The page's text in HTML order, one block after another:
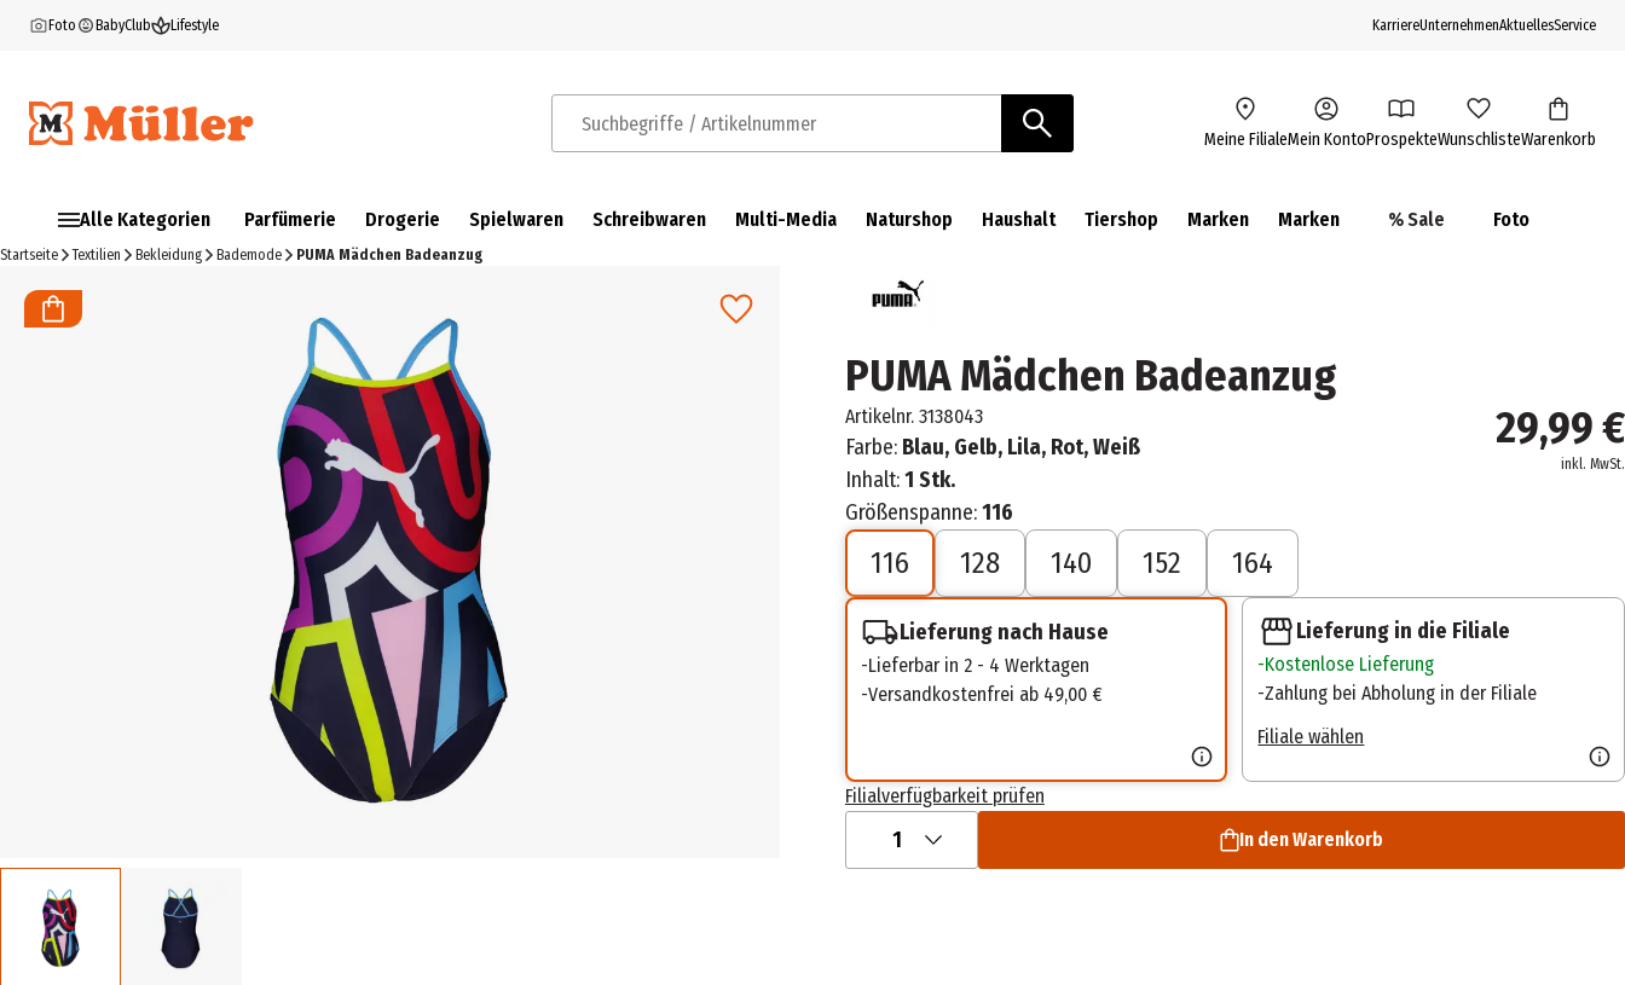
Foto BabyClub Lifestyle KarriereUnternehmenAktuellesService
Suchbegriffe / Artikelnummer Meine FilialeMein KontoProspekteWunschlisteWarenkorb
Alle Kategorien Parfümerie Drogerie Spielwaren Schreibwaren Multi-Media Naturshop Haushalt Tiershop Marken Marken % Sale Foto
Startseite Textilien Bekleidung Bademode PUMA Mädchen Badeanzug
PUMA Mädchen Badeanzug
Artikelnr. 3138043
Farbe: Blau, Gelb, Lila, Rot, Weiß
Inhalt:1 Stk.
Größenspanne:116
116 128 140 152 164
29,99 €
inkl. MwSt.
Lieferung nach Hause
Lieferbar in 2 - 4 Werktagen
Versandkostenfrei ab 49,00 €
Lieferung in die Filiale
Kostenlose Lieferung
Zahlung bei Abholung in der Filiale
Filiale wählen
Filialverfügbarkeit prüfen
1 In den Warenkorb